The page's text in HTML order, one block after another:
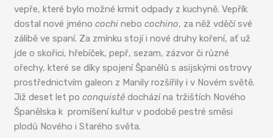
vepře, které bylo možné krmit odpady z kuchyně. Vepřík
dostal nové jménocochi nebocochino, za něž vděčí své
zálibě ve spaní. Za zmínku stojí i nové druhy koření, ať už
jde o skořici, hřebíček, pepř, sezam, zázvor či různé
ořechy, které se díky spojení Španělů s asijskými ostrovy
prostřednictvím galeon z Manily rozšířily i v Novém světě.
Již deset let poconquistě dochází na tržištích Nového
Španělska k promíšení kultur v podobě pestré směsi
plodů Nového i Starého světa.